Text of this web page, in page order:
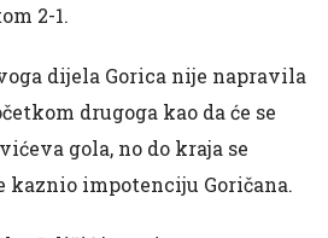
2-1.
dijela Gorica nije napravila
drugoga kao da će se
gola, no do kraja se
kaznio impotenciju Goričana.